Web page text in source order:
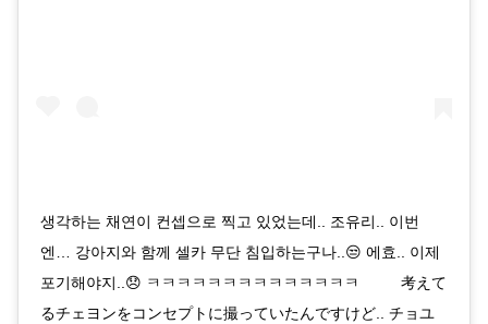
생각하는 채연이 컨셉으로 찍고 있었는데.. 조유리.. 이번
엔… 강아지와 함께 셀카 무단 침입하는구나..😒 에효.. 이제
포기해야지..😞 ㅋㅋㅋㅋㅋㅋㅋㅋㅋㅋㅋㅋㅋㅋ ⠀⠀⠀ 考えて
るチェヨンをコンセプトに撮っていたんですけど.. チョユ